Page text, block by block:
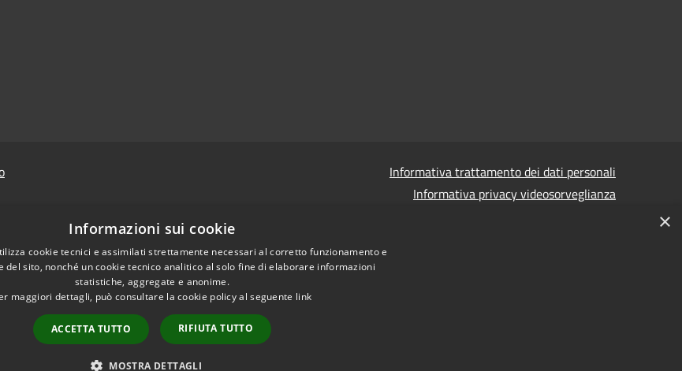
Informativa trattamento dei dati personali
Informativa privacy videosorveglianza
Dichiarazione di accessibilità e segnalazioni
Prevenzione della corruzione - Segnalazione di illeciti
×
Informazioni sui cookie
cookie tecnici e assimilati strettamente necessari al corretto funzionamento e
del sito, nonché un cookie tecnico analitico al solo fine di elaborare informazioni
statistiche, aggregate e anonime.
maggiori dettagli, può consultare la cookie policy al seguente link
ACCETTA TUTTO RIFIUTA TUTTO
MOSTRA DETTAGLI